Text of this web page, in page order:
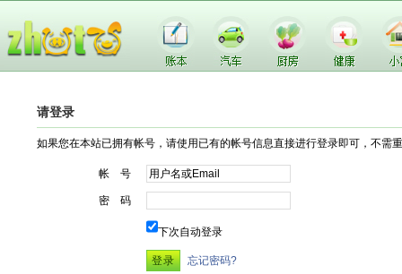
请登录
如果您在本站已拥有帐号，请使用已有的帐号信息直接进行登录即可，不需
帐 号
密 码
下次自动登录
忘记密码?